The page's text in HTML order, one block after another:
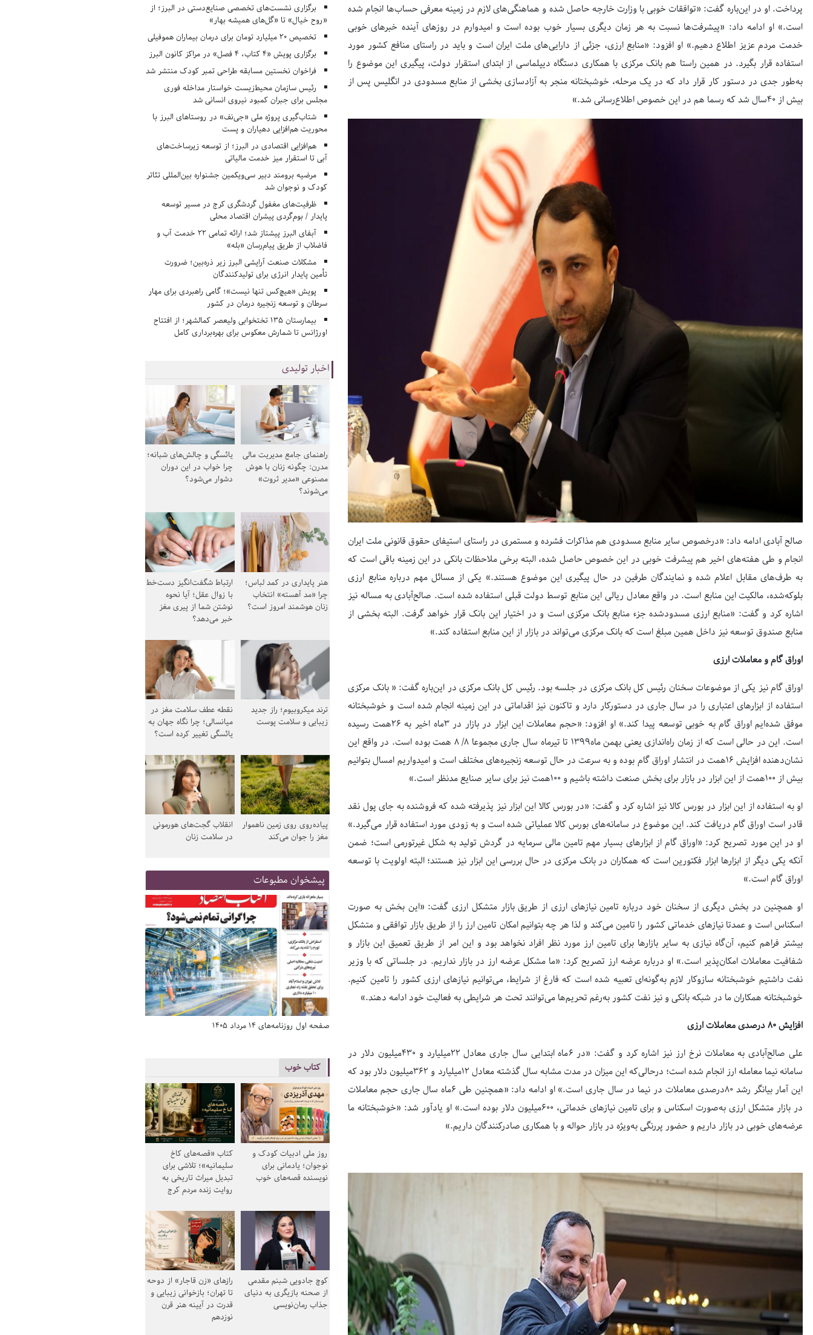
پرداخت. او در این‌باره گفت: «توافقات خوبی با وزارت خارجه حاصل شده و هماهنگی‌های لازم در زمینه معرفی حساب‌‌ها انجام شده
است.» او ادامه داد: «پیشرفت‌‌ها نسبت به هر زمان دیگری بسیار خوب بوده است و امیدوارم در روزهای آینده خبرهای خوبی
خدمت مردم عزیز اطلاع دهیم.» او افزود: «منابع ارزی، جزئی از دارایی‌های ملت ایران است و باید در راستای منافع کشور مورد
استفاده قرار بگیرد. در همین راستا هم بانک مرکزی با همکاری دستگاه دیپلماسی از ابتدای استقرار دولت، پیگیری این موضوع را
به‌طور جدی در دستور کار قرار داد که در یک مرحله، خوشبختانه منجر به آزادسازی بخشی از منابع مسدودی در انگلیس پس از
بیش از ۴۰سال شد که رسما هم در این خصوص اطلاع‌رسانی شد.»
صالح آبادی ادامه داد: «درخصوص سایر منابع مسدودی هم مذاکرات فشرده و مستمری در راستای استیفای حقوق قانونی ملت ایران
انجام و طی هفته‌های اخیر هم پیشرفت خوبی در این خصوص حاصل شده، البته برخی ملاحظات بانکی در این زمینه باقی است که
به طرف‌های مقابل اعلام شده و نمایندگان طرفین در حال پیگیری این موضوع هستند.» یکی از مسائل مهم درباره منابع ارزی
بلوکه‌شده، مالکیت این منابع است. در واقع معادل ریالی این منابع توسط دولت قبلی استفاده شده است. صالح‌آبادی به مساله نیز
اشاره کرد و گفت: «منابع ارزی مسدودشده جزء منابع بانک مرکزی است و در اختیار این بانک قرار خواهد گرفت. البته بخشی از
منابع صندوق توسعه نیز داخل همین مبلغ است که بانک مرکزی می‌تواند در بازار از این منابع استفاده کند.»
اوراق گام و معاملات ارزی
اوراق گام نیز یکی از موضوعات سخنان رئیس کل بانک مرکزی در جلسه بود. رئیس کل بانک مرکزی در این‌باره گفت: « بانک مرکزی
استفاده از ابزارهای اعتباری را در سال جاری در دستورکار دارد و تاکنون نیز اقداماتی در این زمینه انجام شده است و خوشبختانه
موفق شده‌ایم اوراق گام به خوبی توسعه پیدا کند.» او افزود: «حجم معاملات این ابزار در بازار در ۳ماه اخیر به ۲۶همت رسیده
است. این در حالی است که از زمان راه‌اندازی یعنی بهمن ماه۱۳۹۹ تا تیرماه سال جاری مجموعا ۸/ ۸ همت بوده است. در واقع این
نشان‌دهنده افزایش ۱۶همت در انتشار اوراق گام بوده و به سرعت در حال توسعه زنجیره‌های مختلف است و امیدواریم امسال بتوانیم
بیش از ۱۰۰همت از این ابزار در بازار برای بخش صنعت داشته باشیم و ۱۰۰همت نیز برای سایر صنایع مدنظر است.»
او به استفاده از این ابزار در بورس کالا نیز اشاره کرد و گفت: «در بورس کالا این ابزار نیز پذیرفته شده که فروشنده به جای پول نقد
قادر است اوراق گام دریافت کند. این موضوع در سامانه‌های بورس کالا عملیاتی شده است و به زودی مورد استفاده قرار می‌گیرد.»
او در این مورد تصریح کرد: «اوراق گام از ابزارهای بسیار مهم تامین مالی سرمایه در گردش تولید به شکل غیرتورمی است؛ ضمن
آنکه یکی دیگر از ابزارها ابزار فکتورین است که همکاران در بانک مرکزی در حال بررسی این ابزار نیز هستند؛ البته اولویت با توسعه
اوراق گام است.»
او همچنین در بخش دیگری از سخنان خود درباره تامین نیازهای ارزی از طریق بازار متشکل ارزی گفت: «این بخش به صورت
اسکناس است و عمدتا ‌‌نیازهای خدماتی کشور را تامین می‌کند و لذا هر چه بتوانیم امکان تامین ارز را از طریق بازار توافقی و متشکل
بیشتر فراهم کنیم، آن‌گاه نیازی به سایر بازارها برای تامین ارز مورد نظر افراد نخواهد بود و این امر از طریق تعمیق این بازار و
شفافیت معاملات امکان‌پذیر است.» او درباره عرضه ارز تصریح کرد: «ما مشکل عرضه ارز در بازار نداریم. در جلساتی که با وزیر
نفت داشتیم خوشبختانه سازوکار لازم به‌گونه‌ای تعبیه شده است که فارغ از شرایط، می‌توانیم نیازهای ارزی کشور را تامین کنیم.
خوشبختانه همکاران ما در شبکه بانکی و نیز نفت کشور به‌رغم تحریم‌ها می‌توانند تحت هر شرایطی به فعالیت خود ادامه دهند.»
افزایش ۸۰ درصدی معاملات ارزی
علی صالح‌آبادی به معاملات نرخ ارز نیز اشاره کرد و گفت: «در ۶ماه ابتدایی سال جاری معادل ۲۲میلیارد و ۴۳۰میلیون دلار در
سامانه نیما معامله ارز انجام شده است؛ درحالی‌که این میزان در مدت مشابه سال گذشته معادل ۱۲میلیارد و ۳۶۲میلیون دلار بود که
این آمار بیانگر رشد ۸۰درصدی معاملات در نیما در سال جاری است.» او ادامه داد: «همچنین طی ۶ماه سال جاری حجم معاملات
در بازار متشکل ارزی به‌صورت اسکناس و برای تامین نیازهای خدماتی، ۶۰۰میلیون دلار بوده است.» او یادآور شد: «خوشبختانه ما
عرضه‌های خوبی در بازار داریم و حضور پررنگی به‌ویژه در بازار حواله و با همکاری صادرکنندگان داریم.»
برگزاری نشست‌های تخصصی صنایع‌دستی در البرز؛ از
«روح خیال» تا «گل‌های همیشه بهار»
تخصیص ۲۰ میلیارد تومان برای درمان بیماران هموفیلی
برگزاری پویش «۴ کتاب، ۴ فصل» در مراکز کانون البرز
فراخوان نخستین مسابقه طراحی تمبر کودک منتشر شد
رئیس سازمان محیط‌زیست خواستار مداخله فوری
مجلس برای جبران کمبود نیروی انسانی شد
شتاب‌گیری پروژه ملی «جی‌نف» در روستاهای البرز با
محوریت هم‌افزایی دهیاران و پست
هم‌افزایی اقتصادی در البرز؛ از توسعه زیرساخت‌های
آبی تا استقرار میز خدمت مالیاتی
مرضیه برومند دبیر سی‌ویکمین جشنواره بین‌المللی تئاتر
کودک و نوجوان شد
ظرفیت‌های مغفول گردشگری کرج در مسیر توسعه
پایدار / بوم‌گردی پیشران اقتصاد محلی
آبفای البرز پیشتاز شد؛ ارائه تمامی ۲۲ خدمت آب و
فاضلاب از طریق پیام‌رسان «بله»
مشکلات صنعت آرایشی البرز زیر ذره‌بین؛ ضرورت
تأمین پایدار انرژی برای تولیدکنندگان
پویش «هیچ‌کس تنها نیست»؛ گامی راهبردی برای مهار
سرطان و توسعه زنجیره درمان در کشور
بیمارستان ۱۳۵ تختخوابی ولیعصر کمالشهر؛ از افتتاح
اورژانس تا شمارش معکوس برای بهره‌برداری کامل
اخبار تولیدی
راهنمای جامع مدیریت مالی
مدرن: چگونه زنان با هوش
مصنوعی «مدیر ثروت»
می‌شوند؟
یائسگی و چالش‌های شبانه؛
چرا خواب در این دوران
دشوار می‌شود؟
هنر پایداری در کمد لباس؛
چرا «مد آهسته» انتخاب
زنان هوشمند امروز است؟
ارتباط شگفت‌انگیز دست‌خط
با زوال عقل؛ آیا نحوه
نوشتن شما از پیری مغز
خبر می‌دهد؟
ترند میکروبیوم؛ راز جدید
زیبایی و سلامت پوست
نقطه عطف سلامت مغز در
میانسالی؛ چرا نگاه جهان به
یائسگی تغییر کرده است؟
پیاده‌روی روی زمین ناهموار
مغز را جوان می‌کند
انقلاب گجت‌های هورمونی
در سلامت زنان
پیشخوان مطبوعات
صفحه اول روزنامه‌های 14 مرداد 1405 صفحه اول روزنامه‌های 14 مرداد 1405
کتاب خوب
روز ملی ادبیات کودک و
نوجوان؛ یادمانی برای
نویسنده قصه‌های خوب
کتاب «قصه‌های کاخ
سلیمانیه»؛ تلاشی برای
تبدیل میراث تاریخی به
روایت زنده مردم کرج
کوچ جادویی شبنم مقدمی
از صحنه بازیگری به دنیای
جذاب رمان‌نویسی
رازهای «زن قاجار» از دوحه
تا تهران؛ بازخوانی زیبایی و
قدرت در آیینه هنر قرن
نوزدهم